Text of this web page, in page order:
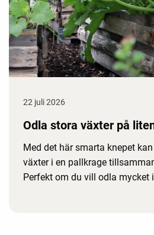
22 juli 2026
Odla stora växter på
Med det här smarta knepet
växter i en pallkrage
Perfekt om du vill odla mycket